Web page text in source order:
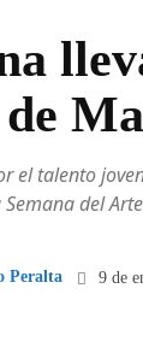
el talento
del
Peralta 9 de